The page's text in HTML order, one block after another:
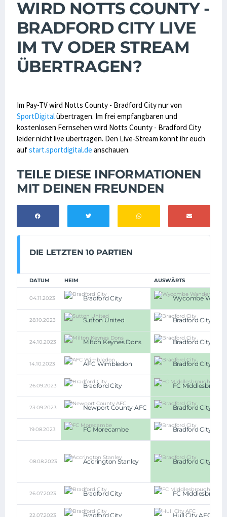
WIRD NOTTS COUNTY -
BRADFORD CITY LIVE
IM TV ODER STREAM
ÜBERTRAGEN?
Im Pay-TV wird Notts County - Bradford City nur von
SportDigitalübertragen. Im frei empfangbaren und
kostenlosen Fernsehen wird Notts County - Bradford City
leider nicht live übertragen. Den Live-Stream könnt ihr euch
aufstart.sportdigital.de anschauen.
TEILE DIESE INFORMATIONEN
MIT DEINEN FREUNDEN
DIE LETZTEN 10 PARTIEN
DATUM HEIM AUSWÄRTS
04.11.2023 Bradford City Wycombe
28.10.2023 Sutton United Bradford City
24.10.2023 Milton Keynes Dons Bradford City
14.10.2023 AFC Wimbledon Bradford City
26.09.2023 Bradford City FC Middlesbrough
23.09.2023 Newport County AFC Bradford City
19.08.2023 FC Morecambe Bradford City
08.08.2023 Accrington Stanley Bradford City
26.07.2023 Bradford City FC Middlesbrough
22.07.2023 Bradford City Hull City AFC